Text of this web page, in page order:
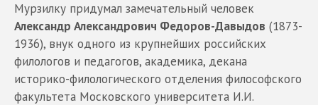
Мурзилку придумал замечательный человек
Александр Александрович Федоров-Давыдов (1873-
1936), внук одного из крупнейших российских
филологов и педагогов, академика, декана
историко-филологического отделения философского
факультета Московского университета И.И.